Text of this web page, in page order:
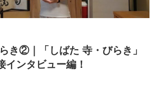
き②｜「しばた 寺・びらき」
インタビュー編！